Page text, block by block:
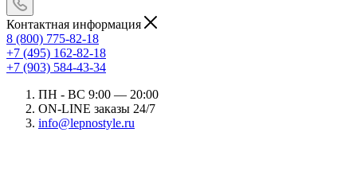
Контактная информация
8 (800) 775-82-18
+7 (495) 162-82-18
+7 (903) 584-43-34
ПН - ВС 9:00 — 20:00
ON-LINE заказы 24/7
info@lepnostyle.ru